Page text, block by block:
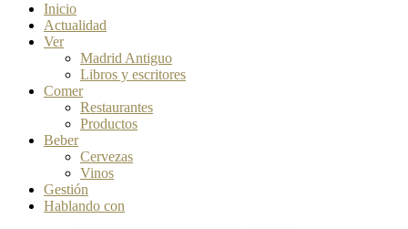
Inicio
Actualidad
Ver
Madrid Antiguo
Libros y escritores
Comer
Restaurantes
Productos
Beber
Cervezas
Vinos
Gestión
Hablando con